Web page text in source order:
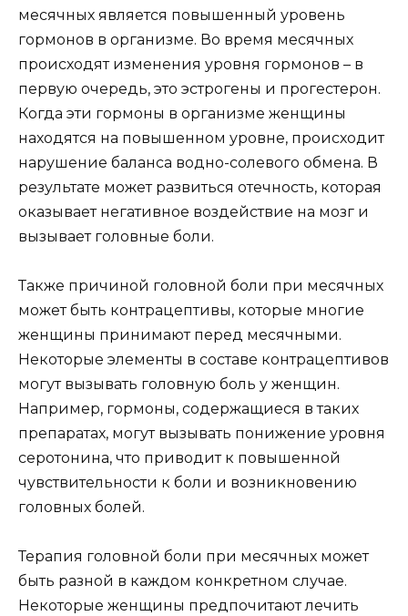
месячных является повышенный уровень
гормонов в организме. Во время месячных
происходят изменения уровня гормонов – в
первую очередь, это эстрогены и прогестерон.
Когда эти гормоны в организме женщины
находятся на повышенном уровне, происходит
нарушение баланса водно-солевого обмена. В
результате может развиться отечность, которая
оказывает негативное воздействие на мозг и
вызывает головные боли.
Также причиной головной боли при месячных
может быть контрацептивы, которые многие
женщины принимают перед месячными.
Некоторые элементы в составе контрацептивов
могут вызывать головную боль у женщин.
Например, гормоны, содержащиеся в таких
препаратах, могут вызывать понижение уровня
серотонина, что приводит к повышенной
чувствительности к боли и возникновению
головных болей.
Терапия головной боли при месячных может
быть разной в каждом конкретном случае.
Некоторые женщины предпочитают лечить